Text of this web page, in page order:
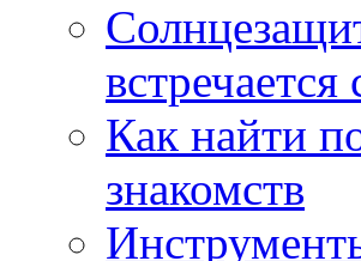
встречается
Как найти
знакомств